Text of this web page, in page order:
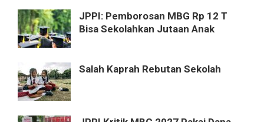
JPPI: Pemborosan MBG Rp 12 T
Bisa Sekolahkan Jutaan Anak
Salah Kaprah Rebutan Sekolah